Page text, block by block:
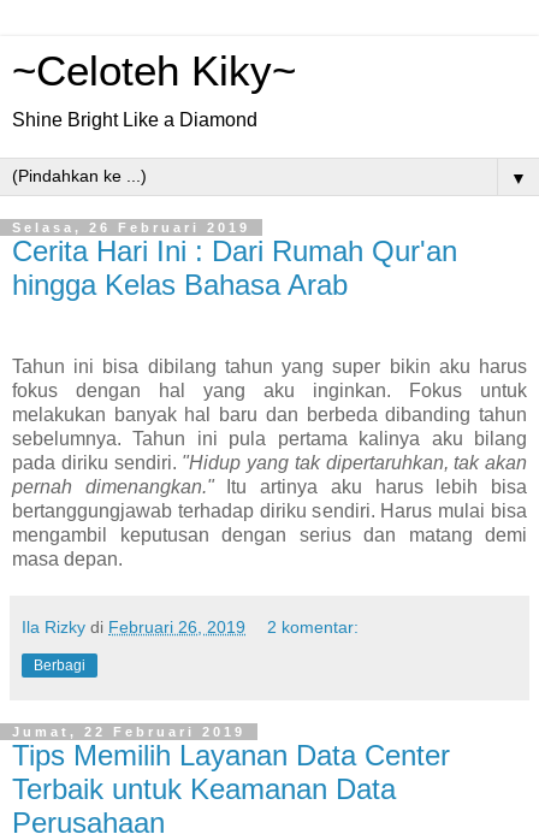
~Celoteh Kiky~
Shine Bright Like a Diamond
▼
Selasa, 26 Februari 2019
Cerita Hari Ini : Dari Rumah Qur'an
hingga Kelas Bahasa Arab
Tahun ini bisa dibilang tahun yang super bikin aku harus
fokus dengan hal yang aku inginkan. Fokus untuk
melakukan banyak hal baru dan berbeda dibanding tahun
sebelumnya. Tahun ini pula pertama kalinya aku bilang
pada diriku sendiri. "Hidup yang tak dipertaruhkan, tak akan
pernah dimenangkan."
Itu artinya aku harus lebih bisa
bertanggungjawab terhadap diriku sendiri. Harus mulai bisa
mengambil keputusan dengan serius dan matang demi
masa depan.
Ila Rizky di Februari 26, 2019 2 komentar:
Berbagi
Jumat, 22 Februari 2019
Tips Memilih Layanan Data Center
Terbaik untuk Keamanan Data
Perusahaan